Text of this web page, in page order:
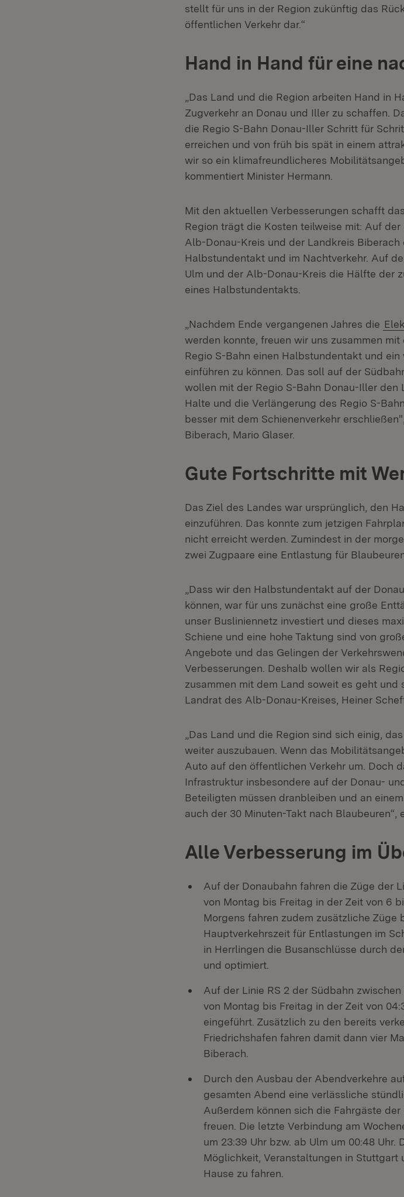
stellt für uns in der Region zukünftig das
öffentlichen Verkehr dar.“
Hand in Hand für eine
„Das Land und die Region arbeiten Hand in
Zugverkehr an Donau und Iller zu schaffen.
die Regio S-Bahn Donau-Iller Schritt für
erreichen und von früh bis spät in einem
wir so ein klimafreundlicheres
kommentiert Minister Hermann.
Mit den aktuellen Verbesserungen schafft
Region trägt die Kosten teilweise mit: Auf
Alb-Donau-Kreis und der Landkreis
Halbstundentakt und im Nachtverkehr. Auf
Ulm und der Alb-Donau-Kreis die Hälfte der
eines Halbstundentakts.
„Nachdem Ende vergangenen Jahres die
werden konnte, freuen wir uns zusammen
Regio S-Bahn einen Halbstundentakt und
einführen zu können. Das soll auf der
wollen mit der Regio S-Bahn Donau-Iller
Halte und die Verlängerung des Regio S-
besser mit dem Schienenverkehr
Biberach, Mario Glaser.
Gute Fortschritte mit
Das Ziel des Landes war ursprünglich, den
einzuführen. Das konnte zum jetzigen
nicht erreicht werden. Zumindest in der
zwei Zugpaare eine Entlastung für
„Dass wir den Halbstundentakt auf der
können, war für uns zunächst eine große
unser Busliniennetz investiert und dieses
Schiene und eine hohe Taktung sind von
Angebote und das Gelingen der
Verbesserungen. Deshalb wollen wir als
zusammen mit dem Land soweit es geht
Landrat des Alb-Donau-Kreises, Heiner
„Das Land und die Region sind sich einig,
weiter auszubauen. Wenn das
Auto auf den öffentlichen Verkehr um. Doch
Infrastruktur insbesondere auf der Donau-
Beteiligten müssen dranbleiben und an
auch der 30 Minuten-Takt nach Blaubeuren“,
Alle Verbesserung im
Auf der Donaubahn fahren die Züge der
von Montag bis Freitag in der Zeit von 6
Morgens fahren zudem zusätzliche
Hauptverkehrszeit für Entlastungen im
in Herrlingen die Busanschlüsse durch
und optimiert.
Auf der Linie RS 2 der Südbahn
von Montag bis Freitag in der Zeit von
eingeführt. Zusätzlich zu den bereits
Friedrichshafen fahren damit dann vier
Biberach.
Durch den Ausbau der Abendverkehre
gesamten Abend eine verlässliche
Außerdem können sich die Fahrgäste
freuen. Die letzte Verbindung am
um 23:39 Uhr bzw. ab Ulm um 00:48
Möglichkeit, Veranstaltungen in Stuttgart
Hause zu fahren.